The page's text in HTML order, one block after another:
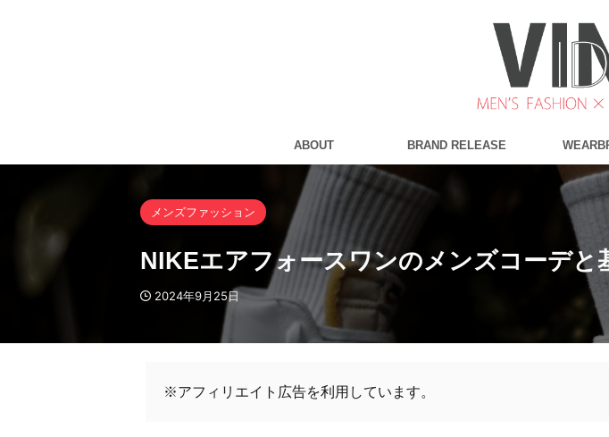
ABOUT BRAND RELEASE
メンズファッション
NIKEエアフォースワンのメンズコーデと
2024年9月25日
※アフィリエイト広告を利用しています。